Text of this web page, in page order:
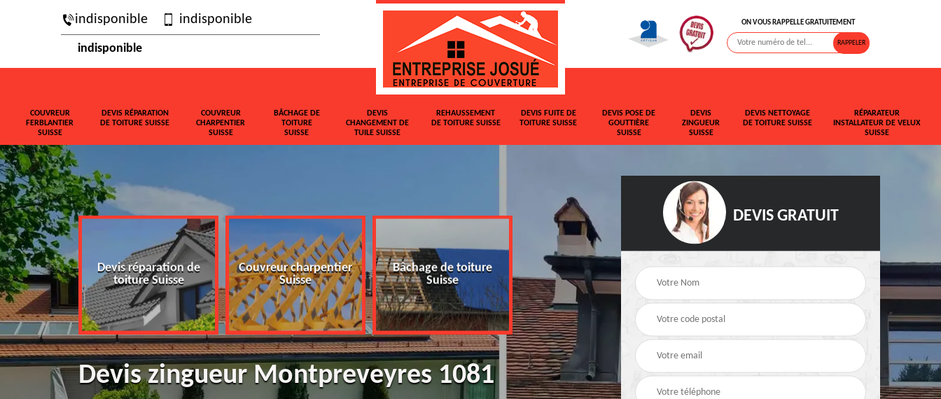
indisponible indisponible
indisponible
ON VOUS RAPPELLE GRATUITEMENT
COUVREUR
FERBLANTIER
SUISSE
DEVIS RÉPARATION
DE TOITURE SUISSE
COUVREUR
CHARPENTIER
SUISSE
BÂCHAGE DE
TOITURE
SUISSE
DEVIS
CHANGEMENT DE
TUILE SUISSE
REHAUSSEMENT
DE TOITURE SUISSE
DEVIS FUITE DE
TOITURE SUISSE
DEVIS POSE DE
GOUTTIÈRE
SUISSE
DEVIS
ZINGUEUR
SUISSE
DEVIS NETTOYAGE
DE TOITURE SUISSE
RÉPARATEUR
INSTALLATEUR DE VELUX
SUISSE
Devis réparation de
toiture Suisse
Couvreur charpentier
Suisse
Bâchage de toiture
Suisse
Devis changement de
tuile Suisse
Rehaussement de
Devis fuite de toiture
Suisse
Devis zingueur Montpreveyres 1081
DEVIS GRATUIT